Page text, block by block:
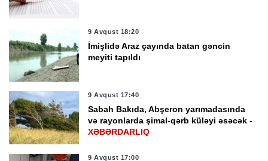
9 Avqust 18:20
İmişlidə Araz çayında batan gəncin
meyiti tapıldı
9 Avqust 17:40
Sabah Bakıda, Abşeron yarımadasında
və rayonlarda şimal-qərb küləyi əsəcək -
XƏBƏRDARLIQ
9 Avqust 17:00